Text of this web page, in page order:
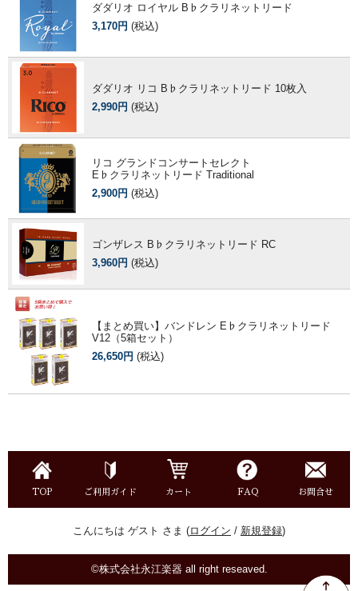
ダダリオ ロイヤル B♭クラリネットリード
3,170円 (税込)
ダダリオ リコ B♭クラリネットリード 10枚入
2,990円 (税込)
リコ グランドコンサートセレクト
E♭クラリネットリード Traditional
2,900円 (税込)
ゴンザレス B♭クラリネットリード RC
3,960円 (税込)
【まとめ買い】バンドレン E♭クラリネットリード
V12（5箱セット）
26,650円 (税込)
TOP ご利用ガイド カート FAQ お問合せ
こんにちは ゲスト さま (ログイン / 新規登録)
©株式会社永江楽器 all right reseaved.